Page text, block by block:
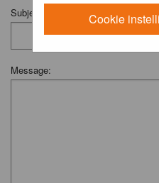
Cookie
Subject:
Message: